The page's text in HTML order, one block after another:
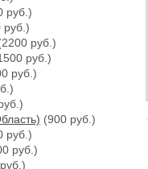
руб.)
руб.)
руб.)
руб.)
руб.)
(900 руб.)
руб.)
руб.)